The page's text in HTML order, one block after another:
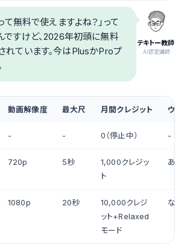
テキトー教師
.AI認定講師
て無料で使えますよね？」って
ですけど、2026年初頭に無料
れています。今はPlusかProプ
動画解像度 最大尺 月間クレジット ウォ
- - 0（停止中） -
720p 5秒
1,000クレジッ
ト
あり
1080p 20秒
10,000クレジ
ット+Relaxed
モード
なし